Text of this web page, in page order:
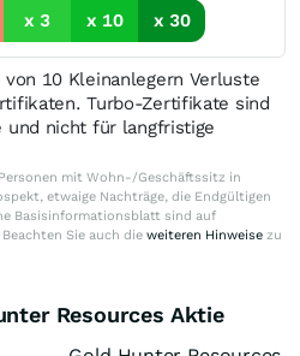
x 3 x 10 x 30
10 Kleinanlegern Verluste
Turbo-Zertifikate sind
und nicht für langfristige
mit Wohn-/Geschäftssitz in
etwaige Nachträge, die Endgültigen
Basisinformationsblatt sind auf
Sie auch die weiteren Hinweise zu
Resources Aktie